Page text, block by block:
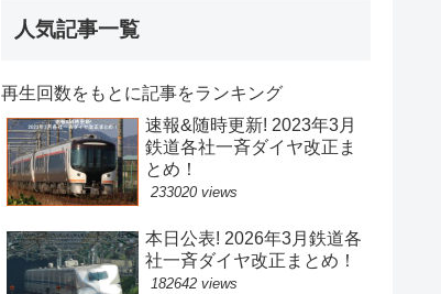
人気記事一覧
再生回数をもとに記事をランキング
速報&随時更新! 2023年3月
鉄道各社一斉ダイヤ改正ま
とめ！
233020 views
本日公表! 2026年3月鉄道各
社一斉ダイヤ改正まとめ！
182642 views